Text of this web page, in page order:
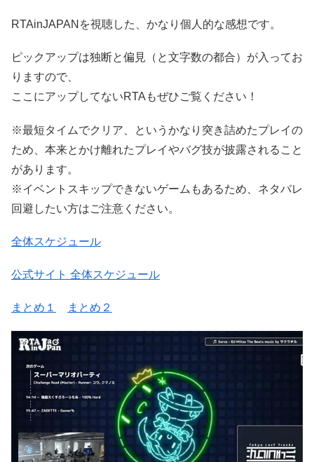
RTAinJAPANを視聴した、かなり個人的な感想です。
ピックアップは独断と偏見（と文字数の都合）が入ってお
りますので、
ここにアップしてないRTAもぜひご覧ください！
※最短タイムでクリア、というかなり突き詰めたプレイの
ため、本来とかけ離れたプレイやバグ技が披露されること
があります。
※イベントスキップできないゲームもあるため、ネタバレ
回避したい方はご注意ください。
全体スケジュール
公式サイト 全体スケジュール
まとめ１ まとめ２